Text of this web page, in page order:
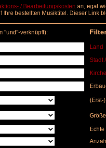
/ Bearbeitungskosten an, egal
Ihre bestellten Musiktitel. Dieser
"und"-verknüpft):
Land
Stadt
(Erst-